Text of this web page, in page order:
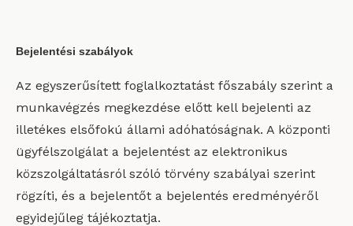
Bejelentési szabályok
Az egyszerűsített foglalkoztatást főszabály szerint a
munkavégzés megkezdése előtt kell bejelenti az
illetékes elsőfokú állami adóhatóságnak. A központi
ügyfélszolgálat a bejelentést az elektronikus
közszolgáltatásról szóló törvény szabályai szerint
rögzíti, és a bejelentőt a bejelentés eredményéről
egyidejűleg tájékoztatja.